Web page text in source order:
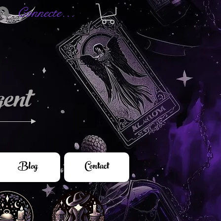
Connectez-vous
Blog Contact